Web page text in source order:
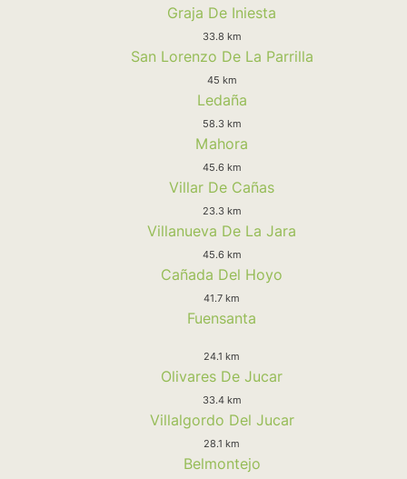
Graja De Iniesta
33.8 km
San Lorenzo De La Parrilla
45 km
Ledaña
58.3 km
Mahora
45.6 km
Villar De Cañas
23.3 km
Villanueva De La Jara
45.6 km
Cañada Del Hoyo
41.7 km
Fuensanta
24.1 km
Olivares De Jucar
33.4 km
Villalgordo Del Jucar
28.1 km
Belmontejo